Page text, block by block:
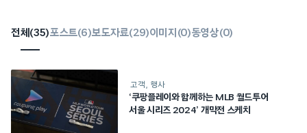
전체(35)포스트(6)보도자료(29)이미지(0)동영상(0)
고객 행사
‘쿠팡플레이와 함께하는 MLB 월드투어
서울 시리즈 2024’ 개막전 스케치